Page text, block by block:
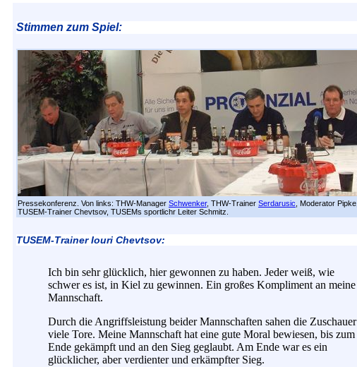
Stimmen zum Spiel:
Pressekonferenz. Von links: THW-Manager Schwenker, THW-Trainer Serdarusic , Moderator Pipke,
TUSEM-Trainer Chevtsov, TUSEMs sportlichr Leiter Schmitz.
TUSEM-Trainer Iouri Chevtsov:
Ich bin sehr glücklich, hier gewonnen zu haben. Jeder weiß, wie
schwer es ist, in Kiel zu gewinnen. Ein großes Kompliment an meine
Mannschaft.
Durch die Angriffsleistung beider Mannschaften sahen die Zuschauer
viele Tore. Meine Mannschaft hat eine gute Moral bewiesen, bis zum
Ende gekämpft und an den Sieg geglaubt. Am Ende war es ein
glücklicher, aber verdienter und erkämpfter Sieg.